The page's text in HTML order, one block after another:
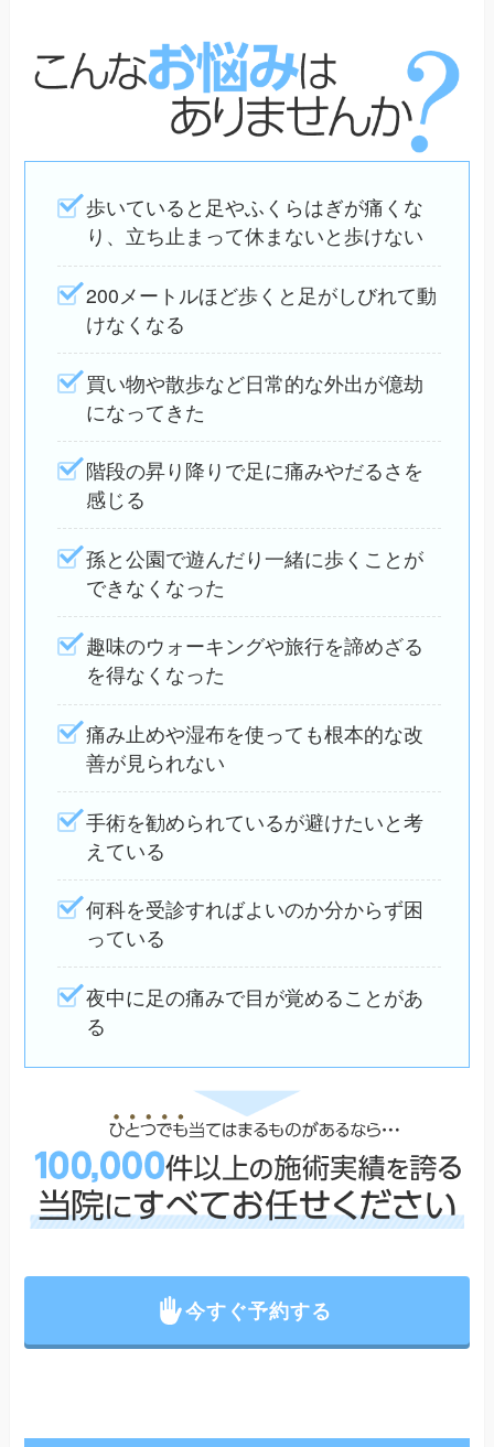
歩いていると足やふくらはぎが痛くな
り、立ち止まって休まないと歩けない
200メートルほど歩くと足がしびれて動
けなくなる
買い物や散歩など日常的な外出が億劫
になってきた
階段の昇り降りで足に痛みやだるさを
感じる
孫と公園で遊んだり一緒に歩くことが
できなくなった
趣味のウォーキングや旅行を諦めざる
を得なくなった
痛み止めや湿布を使っても根本的な改
善が見られない
手術を勧められているが避けたいと考
えている
何科を受診すればよいのか分からず困
っている
夜中に足の痛みで目が覚めることがあ
る
今すぐ予約する